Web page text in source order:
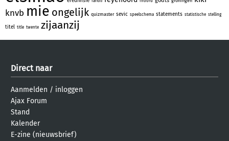
knvb mie ongelijk quizmaster sevic speelschema statements statistische stelling
titel title twente zijaanzij
Direct naar
Aanmelden / inloggen
Ajax Forum
Stand
Kalender
E-zine (nieuwsbrief)